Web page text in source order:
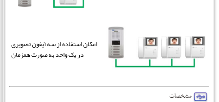
امکان استفاده از سه آیفون تصویری
در یک واحد به صورت همزمان